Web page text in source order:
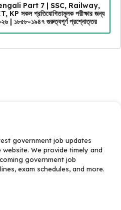
Part 7 | SSC, Railway,
সকল প্রতিযোগিতামূলক পরীক্ষার জন্য
| ১৮৫৮-১৯৪৭ গুরুত্বপূর্ণ প্রশ্নোত্তর
government job updates
We provide timely and
government job
exam schedules, and more.